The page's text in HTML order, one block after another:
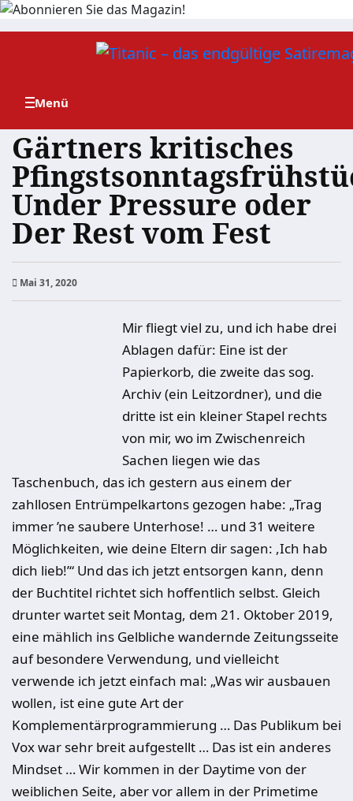
Zum
Gärtners kritisches
Under Pressure oder
Der Rest vom Fest
Mai 31, 2020
Mir fliegt viel zu, und ich habe drei
Ablagen dafür: Eine ist der
Papierkorb, die zweite das sog.
Archiv (ein Leitzordner), und die
dritte ist ein kleiner Stapel rechts
von mir, wo im Zwischenreich
Sachen liegen wie das
Taschenbuch, das ich gestern aus einem der
zahllosen Entrümpelkartons gezogen habe: „Trag
immer ’ne saubere Unterhose! … und 31 weitere
Möglichkeiten, wie deine Eltern dir sagen: ,Ich hab
dich lieb!’“ Und das ich jetzt entsorgen kann, denn
der Buchtitel richtet sich hoffentlich selbst. Gleich
drunter wartet seit Montag, dem 21. Oktober 2019,
eine mählich ins Gelbliche wandernde Zeitungsseite
auf besondere Verwendung, und vielleicht
verwende ich jetzt einfach mal: „Was wir ausbauen
wollen, ist eine gute Art der
Komplementärprogrammierung … Das Publikum bei
Vox war sehr breit aufgestellt … Das ist ein anderes
Mindset … Wir kommen in der Daytime von der
weiblichen Seite, aber vor allem in der Primetime